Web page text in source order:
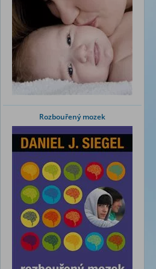
Rozbouřený mozek